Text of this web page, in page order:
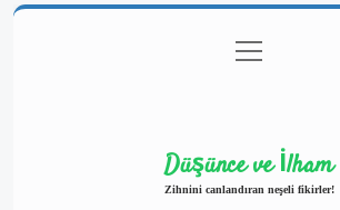
Gizlilik Politikası
menüyü
aç
Düşünce ve İlham
Zihnini canlandıran neşeli fikirler!